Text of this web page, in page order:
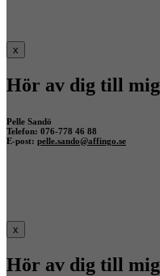
x
Hör av dig till mig
Pelle Sandö
Telefon: 076-778 46 88
E-post: pelle.sando@affingo.se
x
Hör av dig till mig